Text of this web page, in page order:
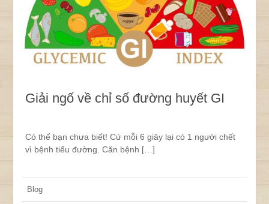
Giải ngố về chỉ số đường huyết GI
Có thể bạn chưa biết! Cứ mỗi 6 giây lại có 1 người chết
vì bệnh tiểu đường. Căn bệnh […]
Blog